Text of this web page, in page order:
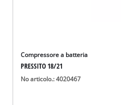
Compressore a batteria
PRESSITO 18/21
No articolo.: 4020467